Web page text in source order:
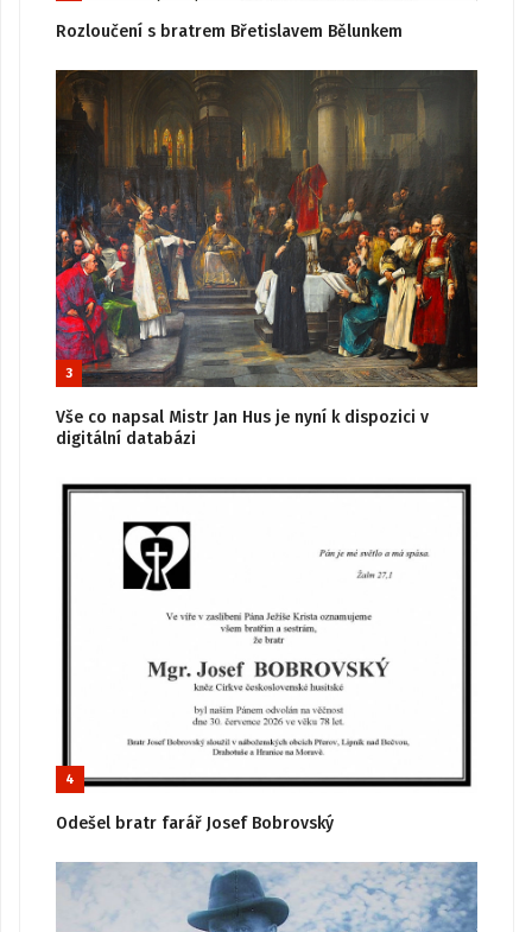
Rozloučení s bratrem Břetislavem Bělunkem
3
Vše co napsal Mistr Jan Hus je nyní k dispozici v
digitální databázi
4
Odešel bratr farář Josef Bobrovský